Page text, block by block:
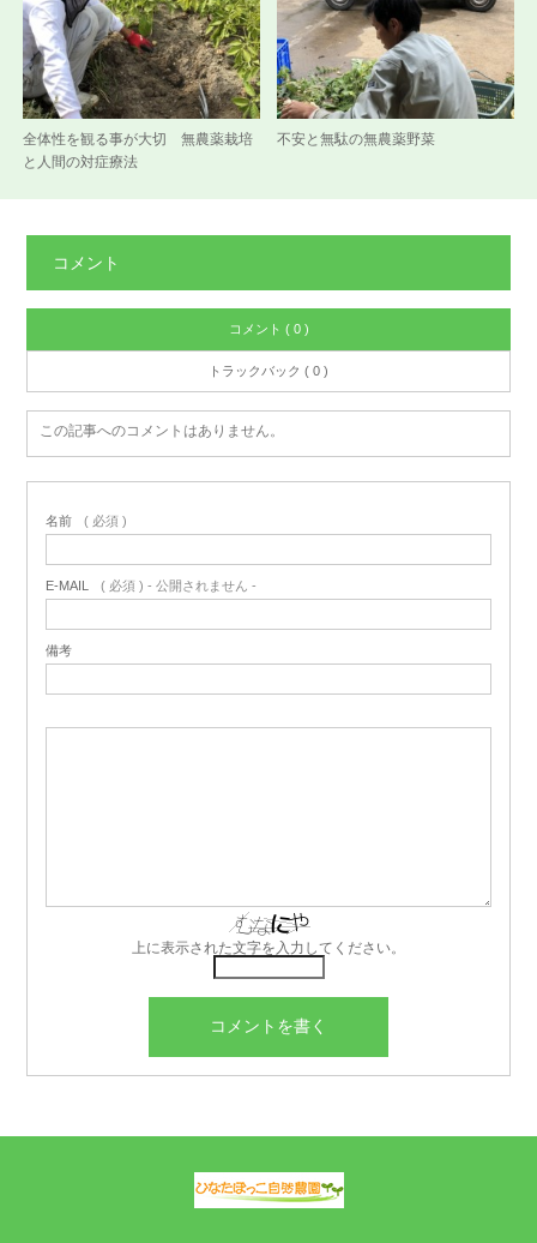
全体性を観る事が大切 無農薬栽培
と人間の対症療法
不安と無駄の無農薬野菜
コメント
コメント ( 0 )
トラックバック ( 0 )
この記事へのコメントはありません。
名前 ( 必須 )
E-MAIL ( 必須 ) - 公開されません -
備考
上に表示された文字を入力してください。